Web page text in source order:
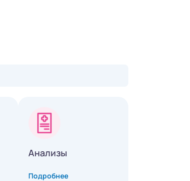
Анализы
Подробнее